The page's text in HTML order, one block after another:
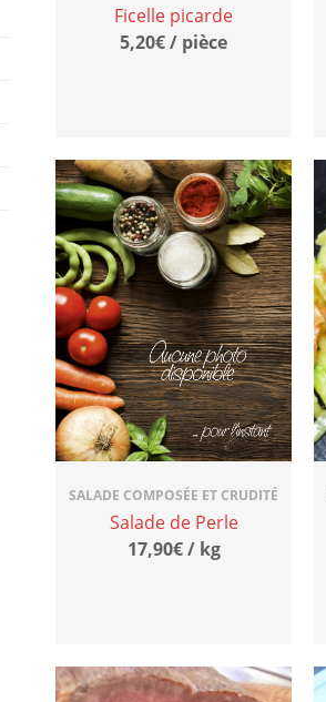
Ficelle picarde
5,20€ / pièce
SALADE COMPOSÉE ET CRUDITÉ
Salade de Perle
17,90€ / kg